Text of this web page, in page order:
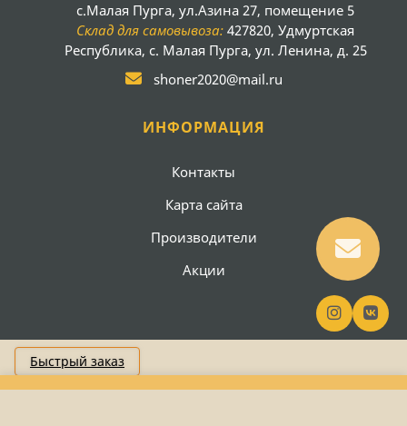
Быстрый заказ
с.Малая Пурга, ул.Азина 27, помещение 5
Склад для самовывоза: 427820, Удмуртская
Республика, с. Малая Пурга, ул. Ленина, д. 25
shoner2020@mail.ru
ИНФОРМАЦИЯ
Контакты
Карта сайта
Производители
Акции
Создание сайтаВебсайт18